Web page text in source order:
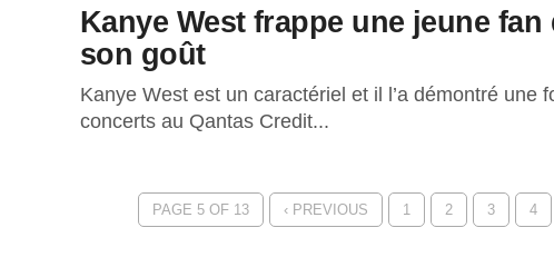
Kanye West frappe une jeune
son goût
Kanye West est un caractériel et il l’a démontré une
concerts au Qantas Credit...
PAGE 5 OF 13 ‹ PREVIOUS 1 2 3 4